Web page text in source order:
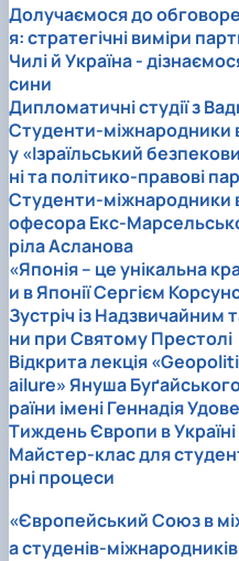
Долучаємося до
я: стратегічні виміри
Чилі й Україна -
сини
Дипломатичні студії з
Студенти-міжнародники
у «Ізраїльський
ні та політико-правові
Студенти-міжнародники
офесора Екс-
ріла Асланова
«Японія – це унікальна
и в Японії Сергієм
Зустріч із
ни при Святому Престолі
Відкрита лекція
ailure» Януша
раїни імені Геннадія
Тиждень Європи в Україні
Майстер-клас для
рні процеси
«Європейський Союз в
а студенів-